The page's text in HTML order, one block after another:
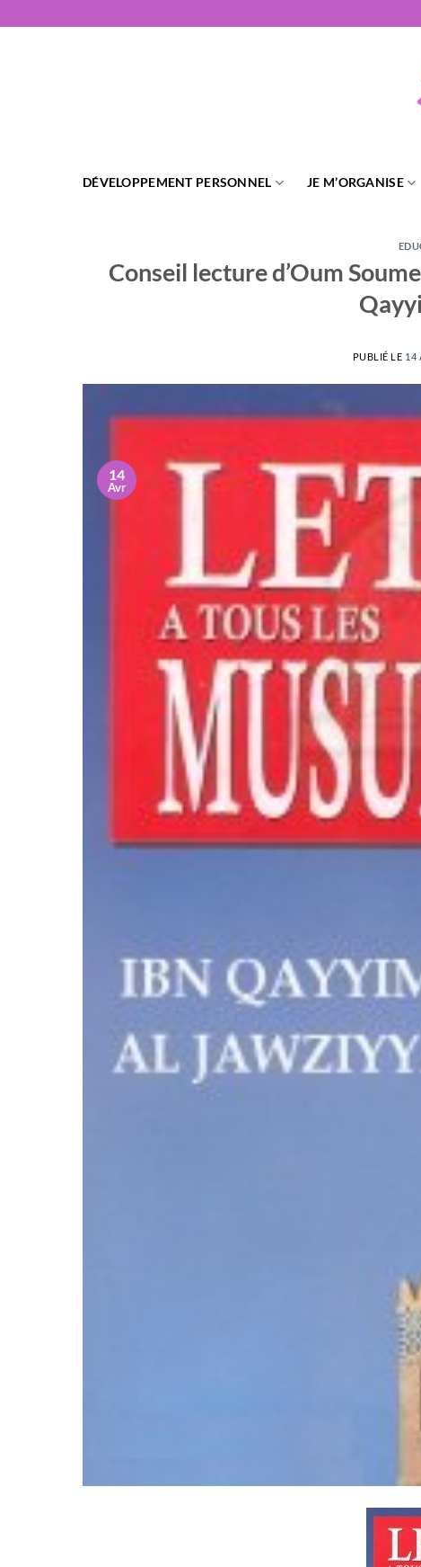
au
DÉVELOPPEMENT PERSONNEL JE M’ORGANISE
Conseil lecture d’Oum
PUBLIÉ LE 14
14
Avr